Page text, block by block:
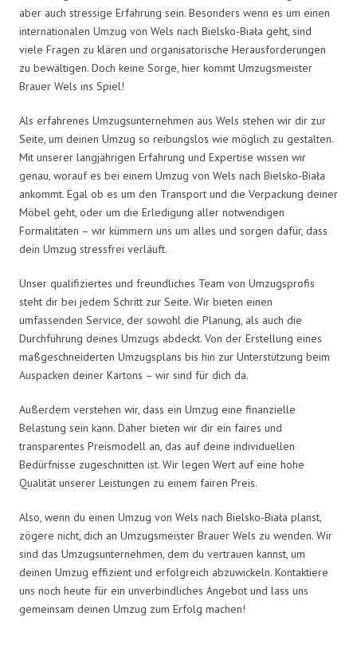
aber auch stressige Erfahrung sein. Besonders wenn es um einen
internationalen Umzug von Wels nach Bielsko-Biała geht, sind
viele Fragen zu klären und organisatorische Herausforderungen
zu bewältigen. Doch keine Sorge, hier kommt Umzugsmeister
Brauer Wels ins Spiel!
Als erfahrenes Umzugsunternehmen aus Wels stehen wir dir zur
Seite, um deinen Umzug so reibungslos wie möglich zu gestalten.
Mit unserer langjährigen Erfahrung und Expertise wissen wir
genau, worauf es bei einem Umzug von Wels nach Bielsko-Biała
ankommt. Egal ob es um den Transport und die Verpackung deiner
Möbel geht, oder um die Erledigung aller notwendigen
Formalitäten – wir kümmern uns um alles und sorgen dafür, dass
dein Umzug stressfrei verläuft.
Unser qualifiziertes und freundliches Team von Umzugsprofis
steht dir bei jedem Schritt zur Seite. Wir bieten einen
umfassenden Service, der sowohl die Planung, als auch die
Durchführung deines Umzugs abdeckt. Von der Erstellung eines
maßgeschneiderten Umzugsplans bis hin zur Unterstützung beim
Auspacken deiner Kartons – wir sind für dich da.
Außerdem verstehen wir, dass ein Umzug eine finanzielle
Belastung sein kann. Daher bieten wir dir ein faires und
transparentes Preismodell an, das auf deine individuellen
Bedürfnisse zugeschnitten ist. Wir legen Wert auf eine hohe
Qualität unserer Leistungen zu einem fairen Preis.
Also, wenn du einen Umzug von Wels nach Bielsko-Biała planst,
zögere nicht, dich an Umzugsmeister Brauer Wels zu wenden. Wir
sind das Umzugsunternehmen, dem du vertrauen kannst, um
deinen Umzug effizient und erfolgreich abzuwickeln. Kontaktiere
uns noch heute für ein unverbindliches Angebot und lass uns
gemeinsam deinen Umzug zum Erfolg machen!